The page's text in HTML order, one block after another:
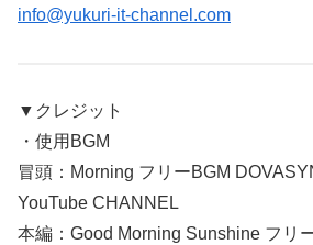
info@yukuri-it-channel.com
▼クレジット
・使用BGM
冒頭：Morning フリーBGM
YouTube CHANNEL
本編：Good Morning Sunshine フリ